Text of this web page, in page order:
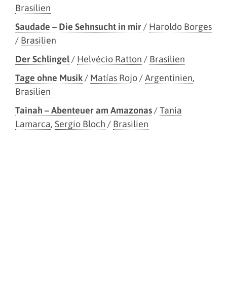
Brasilien
Saudade – Die Sehnsucht in mir/ Haroldo Borges
/ Brasilien
Der Schlingel/ Helvécio Ratton / Brasilien
Tage ohne Musik/ Matías Rojo/Argentinien,
Brasilien
Tainah – Abenteuer am Amazonas/Tania
Lamarca, Sergio Bloch / Brasilien